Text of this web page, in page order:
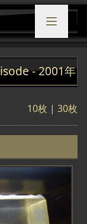
- 2001年
10枚 | 30枚